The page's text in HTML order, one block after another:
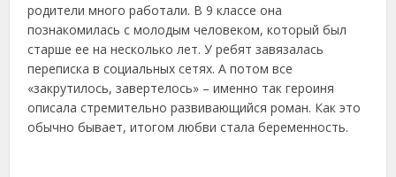
родители много работали. В 9 классе она
познакомилась с молодым человеком, который был
старше ее на несколько лет. У ребят завязалась
переписка в социальных сетях. А потом все
«закрутилось, завертелось» – именно так героиня
описала стремительно развивающийся роман. Как это
обычно бывает, итогом любви стала беременность.